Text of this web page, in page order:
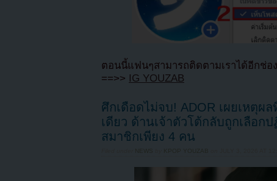
ตอนนี้แฟนๆสามารถติดตามเราได้อีกช่
==>> IG YOUZAB
ศึกเดือดไม่จบ! ADOR เผยเหตุผ
เดียว ด้านเจ้าตัวโต้กลับถูกเลือก
สมาชิกเพียง 4 คน
NEWS KPOP YOUZAB